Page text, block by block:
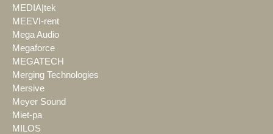
MEDIA|tek
MEEVI-rent
Mega Audio
Megaforce
MEGATECH
Merging Technologies
Mersive
Meyer Sound
Miet-pa
MILOS